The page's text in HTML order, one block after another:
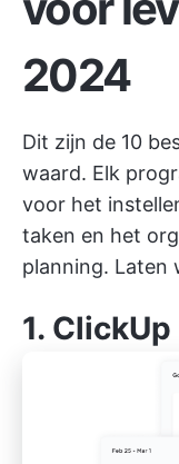
2024
Dit zijn de 10
waard. Elk
voor het
taken en het
planning. Laten
1. ClickUp